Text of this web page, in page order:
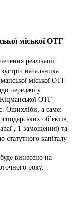
міської ОТГ
реалізації
начальника
міської ОТГ
передачі у
ОТГ
Ошихліби, а саме:
об’єктів,
, 1 замощення) та
статутного капіталу
винесено на
року.